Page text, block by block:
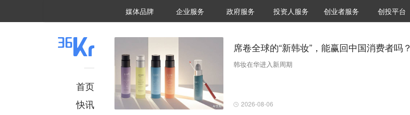
媒体品牌 36Kr研究院
企业服务 城市之窗
政府服务 VClub投资机构库
投资机构职位推介
投资人服务 创投氪堂
创业者服务 创投平台
首页
快讯
席卷全球的“新韩妆”，能赢回中国消费者吗？
韩妆在华进入新周期
2026-08-06